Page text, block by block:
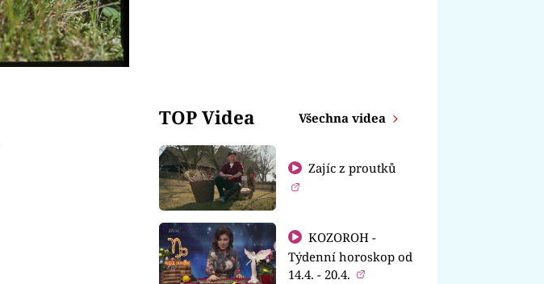
TOP Videa Všechna videa
Zajíc z proutků
KOZOROH -
Týdenní horoskop od
14.4. - 20.4.